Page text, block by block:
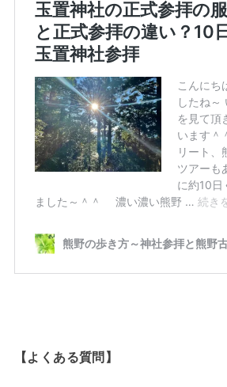
【よくある質問】